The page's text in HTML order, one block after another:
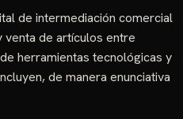
de intermediación comercial
venta de artículos entre
herramientas tecnológicas y
de manera enunciativa